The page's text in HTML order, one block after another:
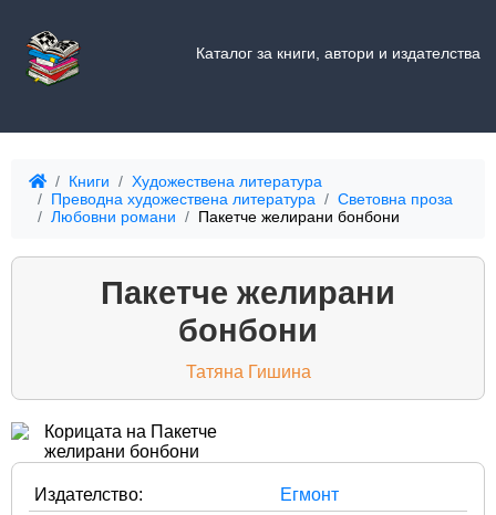
Каталог за книги, автори и издателства
Книги
Художествена литература
Преводна художествена литература
Световна проза
Любовни романи
Пакетче желирани бонбони
Пакетче желирани
бонбони
Татяна Гишина
Издателство:
Егмонт